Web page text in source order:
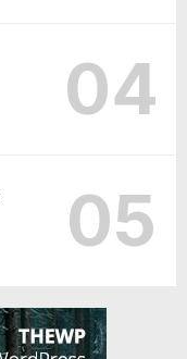
04
05